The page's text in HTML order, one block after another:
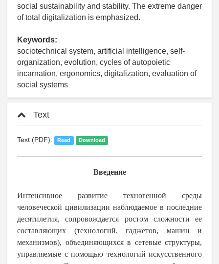
social sustainability and stability. The extreme danger
of total digitalization is emphasized.
Keywords:
sociotechnical system, artificial intelligence, self-
organization, evolution, cycles of autopoietic
incarnation, ergonomics, digitalization, evaluation of
social systems
Text
Text (PDF): Read Download
Введение
Интенсивное развитие техногенной среды
человеческой цивилизации наблюдаемое в последние
десятилетия, сопровождается ростом сложности ее
составляющих (технологий, гаджетов, машин и
механизмов), объединяющихся в сетевые структуры,
управляемые с помощью технологий искусственного